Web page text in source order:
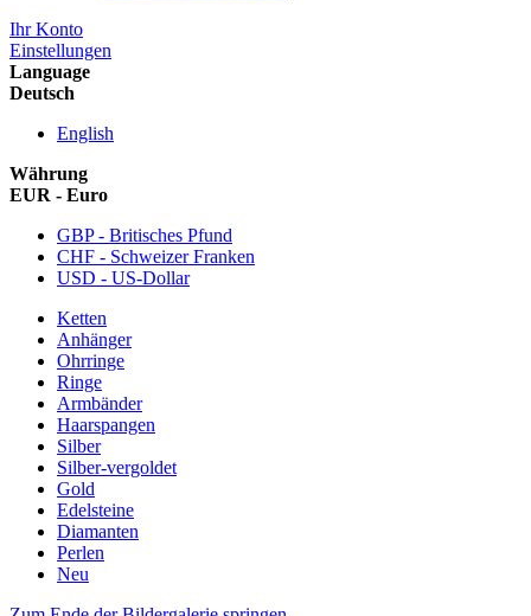
Ihr Konto
Einstellungen
Language
Deutsch
English
Währung
EUR - Euro
GBP - Britisches Pfund
CHF - Schweizer Franken
USD - US-Dollar
Ketten
Anhänger
Ohrringe
Ringe
Armbänder
Haarspangen
Silber
Silber-vergoldet
Gold
Edelsteine
Diamanten
Perlen
Neu